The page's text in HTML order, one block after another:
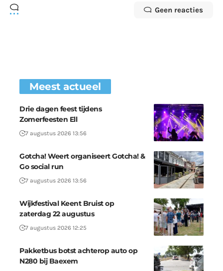
Geen reacties
Meest actueel
Drie dagen feest tijdens
Zomerfeesten Ell
7 augustus 2026 13:56
Gotcha! Weert organiseert Gotcha! &
Go social run
7 augustus 2026 13:56
Wijkfestival Keent Bruist op
zaterdag 22 augustus
7 augustus 2026 12:25
Pakketbus botst achterop auto op
N280 bij Baexem